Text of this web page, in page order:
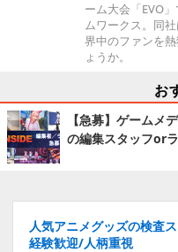
ーム大会「EVO
ムワークス。同
界中のファンを
ょうか。
お
【急募】ゲームメ
の編集スタッフor
人気アニメグッズの検査
経験歓迎/人柄重視